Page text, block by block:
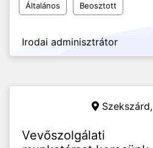
Általános Beosztott
Irodai adminisztrátor
Szekszárd,
Vevőszolgálati